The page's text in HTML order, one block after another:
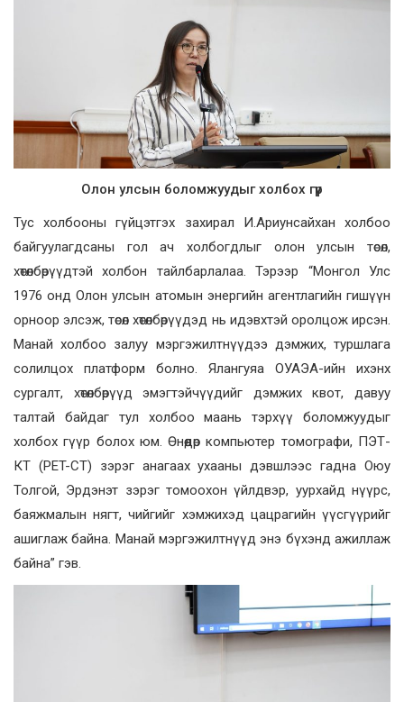
Олон улсын боломжуудыг холбох гүүр
Тус холбооны гүйцэтгэх захирал И.Ариунсайхан холбоо
байгуулагдсаны гол ач холбогдлыг олон улсын төсөл,
хөтөлбөрүүдтэй холбон тайлбарлалаа. Тэрээр “Монгол Улс
1976 онд Олон улсын атомын энергийн агентлагийн гишүүн
орноор элсэж, төсөл хөтөлбөрүүдэд нь идэвхтэй оролцож ирсэн.
Манай холбоо залуу мэргэжилтнүүдээ дэмжих, туршлага
солилцох платформ болно. Ялангуяа ОУАЭА-ийн ихэнх
сургалт, хөтөлбөрүүд эмэгтэйчүүдийг дэмжих квот, давуу
талтай байдаг тул холбоо маань тэрхүү боломжуудыг
холбох гүүр болох юм. Өнөөдөр компьютер томографи, ПЭТ-
КТ (PET-CT) зэрэг анагаах ухааны дэвшлээс гадна Оюу
Толгой, Эрдэнэт зэрэг томоохон үйлдвэр, уурхайд нүүрс,
баяжмалын нягт, чийгийг хэмжихэд цацрагийн үүсгүүрийг
ашиглаж байна. Манай мэргэжилтнүүд энэ бүхэнд ажиллаж
байна” гэв.